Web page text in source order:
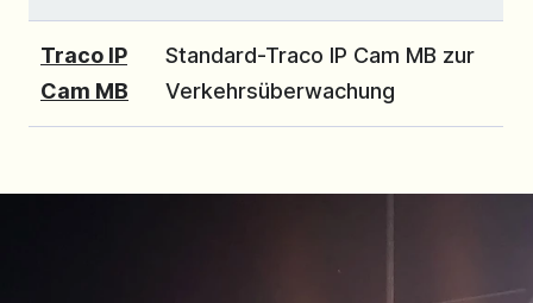
Traco IP
Cam MB
Standard-Traco IP Cam MB zur
Verkehrsüberwachung